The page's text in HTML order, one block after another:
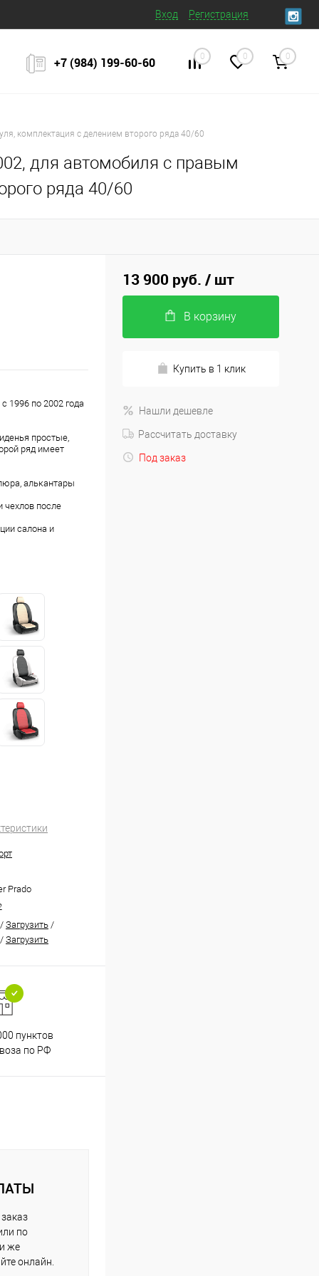
Вход Регистрация
+7 (984) 199‒60‒60 0 0 0
комплектация с делением второго ряда 40/60
для автомобиля с правым
ряда 40/60
1996 по 2002 года
простые,
ряд имеет
алькантары
после
салона и
Prado
Загрузить /
Загрузить
пунктов
по РФ
по
же
онлайн.
13 900 руб. / шт
В корзину
Купить в 1 клик
Нашли дешевле
Рассчитать доставку
Под заказ